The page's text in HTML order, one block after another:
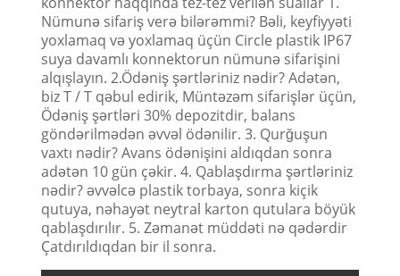
Nümunə sifariş verə bilərəmmi? Bəli, keyfiyyəti
yoxlamaq və yoxlamaq üçün Circle plastik IP67
suya davamlı konnektorun nümunə sifarişini
alqışlayın. 2.Ödəniş şərtləriniz nədir? Adətən,
biz T / T qəbul edirik, Müntəzəm sifarişlər üçün,
Ödəniş şərtləri 30% depozitdir, balans
göndərilmədən əvvəl ödənilir. 3. Qurğuşun
vaxtı nədir? Avans ödənişini aldıqdan sonra
adətən 10 gün çəkir. 4. Qablaşdırma şərtləriniz
nədir? əvvəlcə plastik torbaya, sonra kiçik
qutuya, nəhayət neytral karton qutulara böyük
qablaşdırılır. 5. Zəmanət müddəti nə qədərdir
Çatdırıldıqdan bir il sonra.